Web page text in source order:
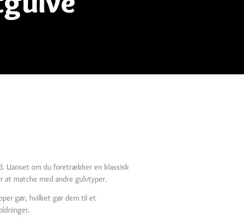
Uanset om du foretrækker en klassisk
matche med andre gulvtyper.
gør, hvilket gør dem til et